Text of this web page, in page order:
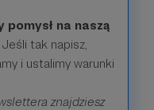
pomysł na naszą
Jeśli tak napisz,
i ustalimy warunki
znajdziesz